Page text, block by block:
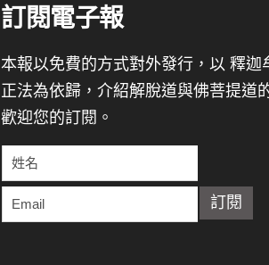
訂閱電子報
本報以免費的方式對外發行，以 釋迦
正法為依歸，介紹解脫道與佛菩提道
歡迎您的訂閱。